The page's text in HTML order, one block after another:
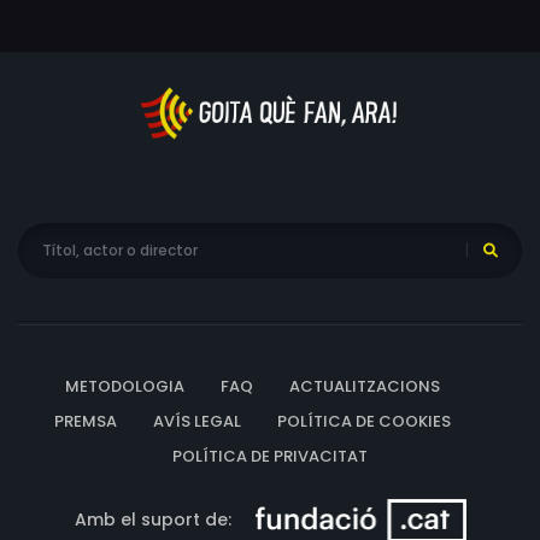
METODOLOGIA FAQ
ACTUALITZACIONS
PREMSA
AVÍS LEGAL
POLÍTICA DE COOKIES
POLÍTICA DE PRIVACITAT
Amb el suport de: